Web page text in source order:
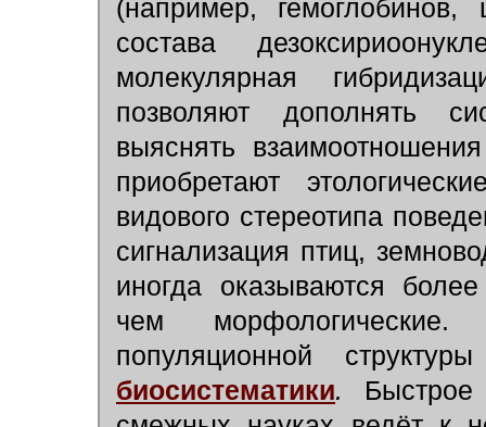
(например, гемоглобинов,
состава
молекулярная
позволяют дополнять
выяснять
приобретают
видового стереотипа
сигнализация птиц,
иногда оказываются
чем
популяционной
биосистематики.